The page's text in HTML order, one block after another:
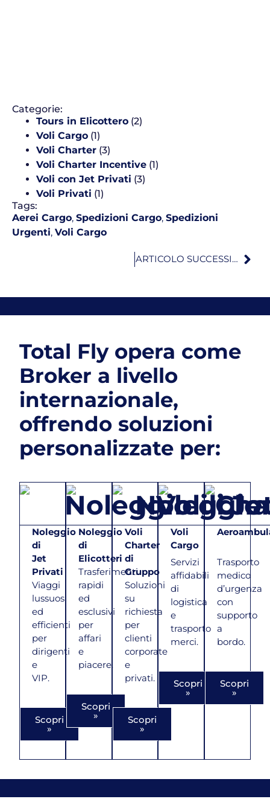
Categorie:
Tours in Elicottero (2)
Voli Cargo (1)
Voli Charter (3)
Voli Charter Incentive (1)
Voli con Jet Privati (3)
Voli Privati (1)
Tags:
Aerei Cargo, Spedizioni Cargo, Spedizioni
Urgenti, Voli Cargo
ARTICOLO SUCCESSIVO
Total Fly opera come
Broker a livello
internazionale,
offrendo soluzioni
personalizzate per:
Noleggio
di
Jet
Privati
Viaggi
lussuosi
ed
efficienti
per
dirigenti
e
VIP.
Scopri
»
Noleggio
di
Elicotteri
Trasferimenti
rapidi
ed
esclusivi
per
affari
e
piacere.
Scopri
»
Voli
Charter
di
Gruppo
Soluzioni
su
richiesta
per
clienti
corporate
e
privati.
Scopri
»
Voli
Cargo
Servizi
affidabili
di
logistica
e
trasporto
merci.
Scopri
»
Trasporto
medico
d’urgenza
con
supporto
a
bordo.
Scopri
»